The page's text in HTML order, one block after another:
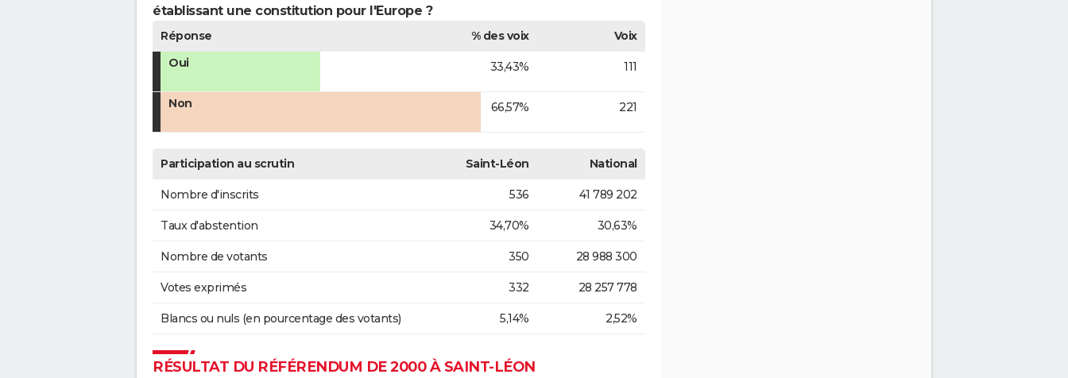
établissant une constitution pour l'Europe ?
Réponse % des voix
Voix
Oui
33,43% 111
Non 66,57% 221
Participation au scrutin Saint-Léon National
Nombre d'inscrits 536 41 789 202
Taux d'abstention 34,70% 30,63%
Nombre de votants 350 28 988 300
Votes exprimés 332 28 257 778
Blancs ou nuls (en pourcentage des votants) 5,14% 2,52%
RÉSULTAT DU RÉFÉRENDUM DE 2000 À SAINT-LÉON